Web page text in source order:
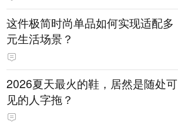
这件极简时尚单品如何实现适配多
元生活场景？
2026夏天最火的鞋，居然是随处可
见的人字拖？